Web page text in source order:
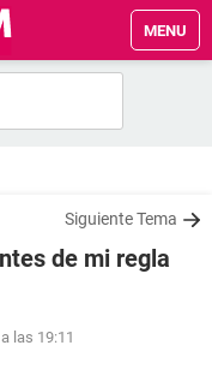
MENU
Siguiente Tema
de mi regla
las 19:11